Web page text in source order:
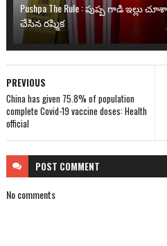
Pushpa The Rule : పుష్ప గాడి
చేసిన రష్మిక
PREVIOUS
China has given 75.8% of population
complete Covid-19 vaccine doses: Health
official
POST COMMENT
No comments